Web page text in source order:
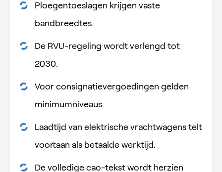
Ploegentoeslagen krijgen vaste
bandbreedtes.
De RVU-regeling wordt verlengd tot
2030.
Voor consignatievergoedingen gelden
minimumniveaus.
Laadtijd van elektrische vrachtwagens telt
voortaan als betaalde werktijd.
De volledige cao-tekst wordt herzien